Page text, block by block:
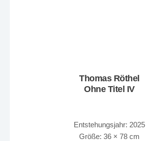
Thomas Röthel
Ohne Titel IV
Entstehungsjahr: 2025
Größe: 36 × 78 cm